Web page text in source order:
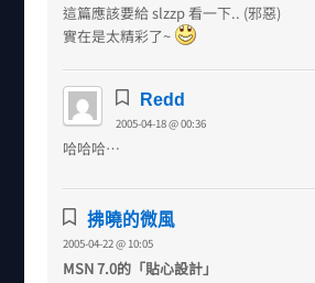
這篇應該要給 slzzp 看一下.. (邪惡)
實在是太精彩了~
Redd
2005-04-18 @ 00:36
哈哈哈…
拂曉的微風
2005-04-22 @ 10:05
MSN 7.0的「貼心設計」